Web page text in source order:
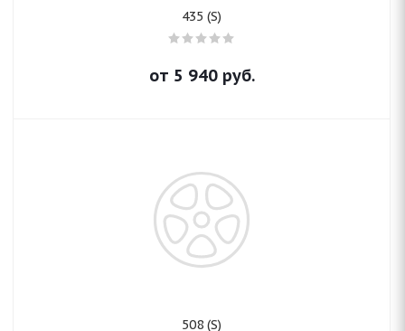
435 (S)
от 5 940руб.
508 (S)